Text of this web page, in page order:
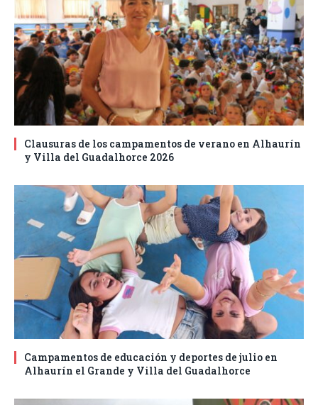
Clausuras de los campamentos de verano en Alhaurín
y Villa del Guadalhorce 2026
Campamentos de educación y deportes de julio en
Alhaurín el Grande y Villa del Guadalhorce